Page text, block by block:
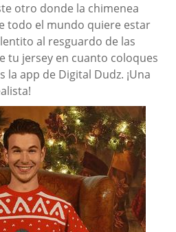
otro donde la chimenea
todo el mundo quiere estar
al resguardo de las
tu jersey en cuanto coloques
app de Digital Dudz. ¡Una